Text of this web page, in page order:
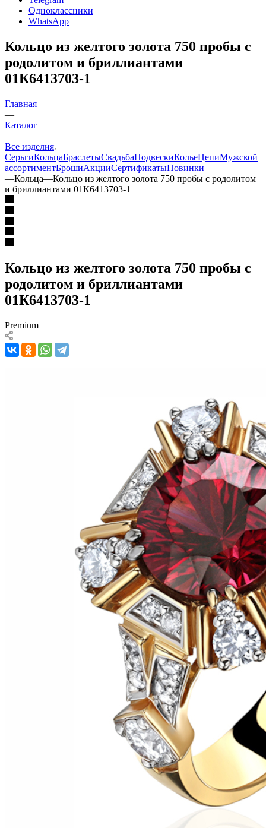
Одноклассники
WhatsApp
Кольцо из желтого золота 750 пробы с
родолитом и бриллиантами
01К6413703-1
Главная
—
Каталог
—
Все изделия
СерьгиКольцаБраслетыСвадьбаПодвескиКольеЦепиМужской
ассортиментБрошиАкцииСертификатыНовинки
—Кольца—Кольцо из желтого золота 750 пробы с родолитом
и бриллиантами 01К6413703-1
Кольцо из желтого золота 750 пробы с
родолитом и бриллиантами
01К6413703-1
Premium